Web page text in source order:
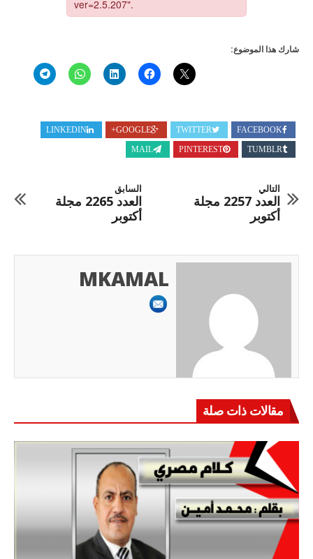
شارك هذا الموضوع:
FACEBOOK
TWITTER
GOOGLE+
LINKEDIN
TUMBLR
PINTEREST
MAIL
السابق
العدد 2265 مجلة
أكتوبر
التالي
العدد 2257 مجلة
أكتوبر
MKAMAL
مقالات ذات صلة